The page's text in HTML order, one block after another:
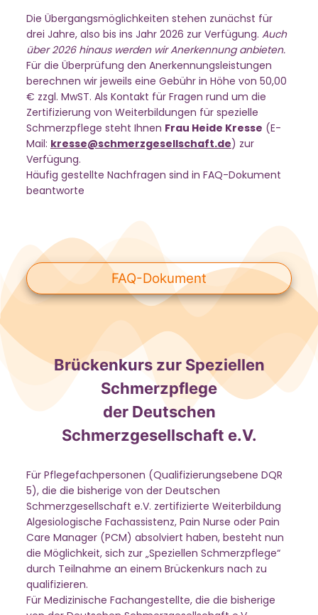
Die Übergangsmöglichkeiten stehen zunächst für
drei Jahre, also bis ins Jahr 2026 zur Verfügung. Auch
über 2026 hinaus werden wir Anerkennung anbieten.
Für die Überprüfung den Anerkennungsleistungen
berechnen wir jeweils eine Gebühr in Höhe von 50,00
€ zzgl. MwST. Als Kontakt für Fragen rund um die
Zertifizierung von Weiterbildungen für spezielle
Schmerzpflege steht Ihnen Frau Heide Kresse (E-
Mail: kresse@schmerzgesellschaft.de) zur
Verfügung.
Häufig gestellte Nachfragen sind in FAQ-Dokument
beantworte
FAQ-Dokument
Für Pflegefachpersonen (Qualifizierungsebene DQR
5), die die bisherige von der Deutschen
Schmerzgesellschaft e.V. zertifizierte Weiterbildung
Algesiologische Fachassistenz, Pain Nurse oder Pain
Care Manager (PCM) absolviert haben, besteht nun
die Möglichkeit, sich zur „Speziellen Schmerzpflege“
durch Teilnahme an einem Brückenkurs nach zu
qualifizieren.
Für Medizinische Fachangestellte, die die bisherige
Brückenkurs zur Speziellen
Schmerzpflege
der Deutschen
Schmerzgesellschaft e.V.